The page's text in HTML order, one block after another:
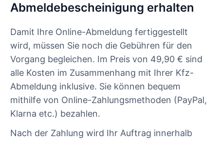
Abmeldebescheinigung erhalten
Damit Ihre Online-Abmeldung fertiggestellt
wird, müssen Sie noch die Gebühren für den
Vorgang begleichen. Im Preis von 49,90 € sind
alle Kosten im Zusammenhang mit Ihrer Kfz-
Abmeldung inklusive. Sie können bequem
mithilfe von Online-Zahlungsmethoden (PayPal,
Klarna etc.) bezahlen.
Nach der Zahlung wird Ihr Auftrag innerhalb